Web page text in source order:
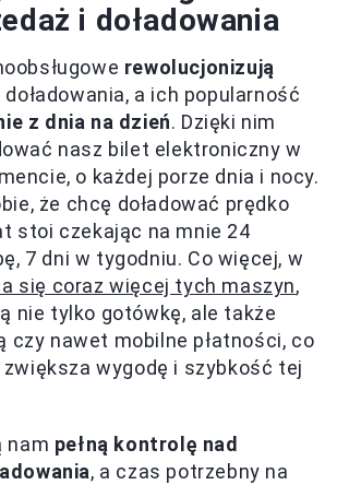
i doładowania
rewolucjonizują
doładowania, a ich popularność
z dnia na dzień. Dzięki nim
nasz bilet elektroniczny w
o każdej porze dnia i nocy.
że chcę doładować prędko
stoi czekając na mnie 24
7 dni w tygodniu. Co więcej, w
się coraz więcej tych maszyn,
nie tylko gotówkę, ale także
czy nawet mobilne płatności, co
wygodę i szybkość tej
nam pełną kontrolę nad
, a czas potrzebny na